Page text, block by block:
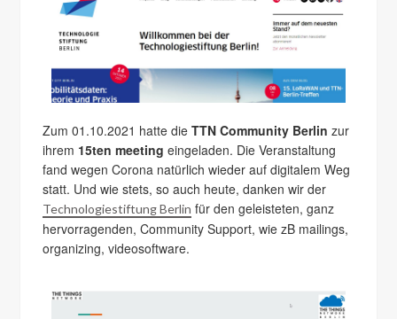
Zum 01.10.2021 hatte dieTTN Community Berlin zur
ihrem 15ten meeting eingeladen. Die Veranstaltung
fand wegen Corona natürlich wieder auf digitalem Weg
statt. Und wie stets, so auch heute, danken wir der
Technologiestiftung Berlin für den geleisteten, ganz
hervorragenden, Community Support, wie zB mailings,
organizing, videosoftware.